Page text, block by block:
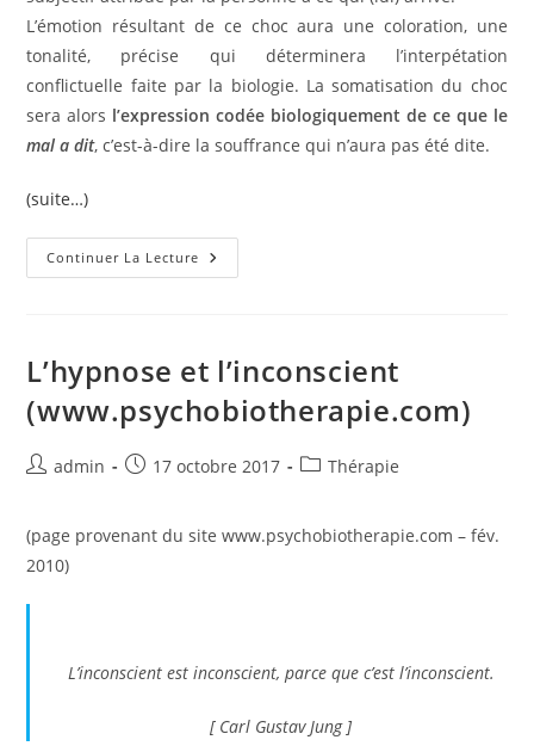
L’émotion résultant de ce choc aura une coloration, une
tonalité, précise qui déterminera l’interpétation
conflictuelle faite par la biologie. La somatisation du choc
sera alors l’expression codée biologiquement de ce que le
mal a dit, c’est-à-dire la souffrance qui n’aura pas été dite.
(suite…)
Continuer La Lecture La
Maladie
Décoder
(www.psychobiotherapie.com)
L’hypnose et l’inconscient
(www.psychobiotherapie.com)
Auteur/autrice
publication :
admin
Publication
17 octobre 2017
PostThérapie
(page provenant du site www.psychobiotherapie.com – fév.
2010)
L’inconscient est inconscient, parce que c’est l’inconscient.
[ Carl Gustav Jung ]